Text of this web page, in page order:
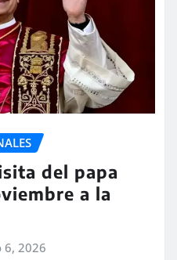
del papa
a la
6, 2026